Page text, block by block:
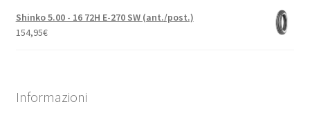
Shinko 5.00 - 16 72H E-270 SW (ant./post.)
154,95€
Informazioni